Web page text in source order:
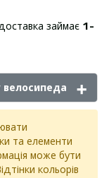
займає 1-
велосипеда
та елементи
може бути
кольорів